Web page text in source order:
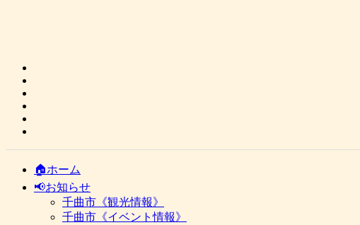
🏠ホーム
📢お知らせ
千曲市《観光情報》
千曲市《イベント情報》